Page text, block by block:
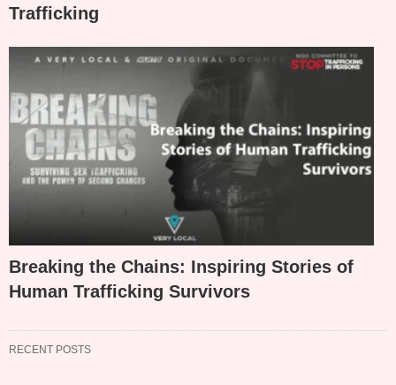
Trafficking
Breaking the Chains: Inspiring Stories of
Human Trafficking Survivors
RECENT POSTS